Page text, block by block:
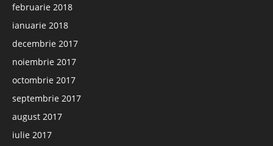
februarie 2018
ianuarie 2018
decembrie 2017
noiembrie 2017
octombrie 2017
septembrie 2017
august 2017
iulie 2017